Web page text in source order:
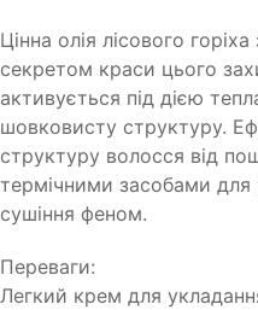
Цінна олія лісового
секретом краси цього
активується під дією
шовковисту структуру.
структуру волосся від
термічними засобами для
сушіння феном.
Переваги:
Легкий крем для